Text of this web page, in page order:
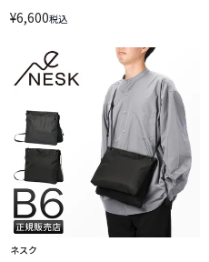
LINECPN
¥6,600税込
ネスク